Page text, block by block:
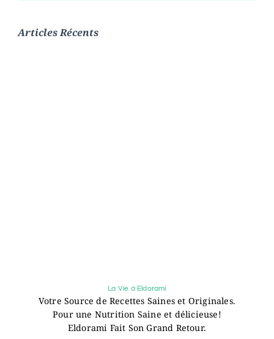
Articles Récents
La Vie à Eldorami
Votre Source de Recettes Saines et Originales.
Pour une Nutrition Saine et délicieuse!
Eldorami Fait Son Grand Retour.